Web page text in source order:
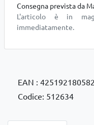
Consegna prevista da
L'articolo è in
immediatamente.
EAN :
Codice: 512634